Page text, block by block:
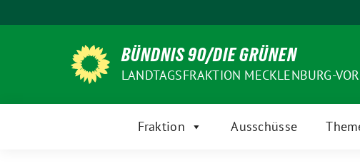
zum
BÜNDNIS 90/DIE GRÜNEN
LANDTAGSFRAKTION MECKLENBURG-
Fraktion Ausschüsse